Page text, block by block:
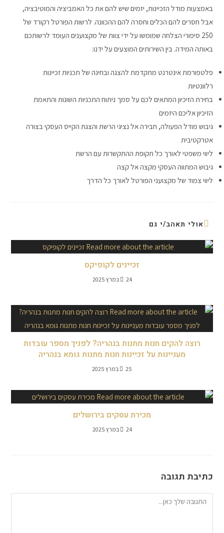
באמצעות מודל הזכיינות, יזמים שיש להם את כל האמביציה והמוטיבציה,
אבל חסרים להם הכלים וחסרה להם ההכוונה. לרשות הפורטל רקורד של
250 סיפורי הצלחה שמומשו על ידי צוות של מקצוענים העומד לרשותכם
באותה המידה. בין השירותים המוצעים על ידנו:
פלטפורמת אינטרנט מתקדמת להצגה ובחינה של תכניות זכיינות
רלוונטיות
בחירת הזיכיון המתאים לכם על סמך ניתוח התכניות השונות והתאמת
הזיכיון אליכם היזמים
גיבוש מודל הפעולה, חבירה אל נציגי הרשת והצגת הקייס העסקי בצורה
אטרקטיבית
ליווי משפטי לאורך כל תקופת ההתקשרות עם הרשת
גיבוש המתווה העסקי מקצה אל קצה
ליווי צמוד של מקצועני הפורטל לאורך כל הדרך
אולי תאהב/י גם
זכיינים לקופיקס
24 במרץ 2025
רוצה להקים חנות מתנות בנהריה? לפניך מספר עובדות
מעניינות על זכיינות חנות מתנות גומא בנהריה
25 במרץ 2025
מכירת עסקים בירושלים
24 במרץ 2025
כתיבת תגובה